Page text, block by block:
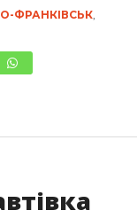
ФРАНКІВСЬК,